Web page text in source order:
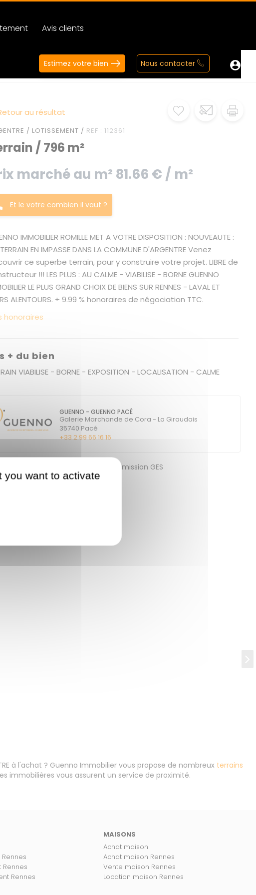
Avis clients
Estimez votre bien Nous contacter
au résultat
/ LOTISSEMENT / REF : 112361
/ 796 m²
marché au m² 81.66 € / m²
Et le votre combien il vaut ?
IMMOBILIER ROMILLE MET A VOTRE DISPOSITION : NOUVEAUTE :
EN IMPASSE DANS LA COMMUNE D'ARGENTRE Venez
ce superbe terrain, pour y construire votre projet. LIBRE de
!!! LES PLUS : AU CALME - VIABILISE - BORNE GUENNO
LE PLUS GRAND CHOIX DE BIENS SUR RENNES - LAVAL ET
ALENTOURS. + 9.99 % honoraires de négociation TTC.
honoraires
+ du bien
VIABILISE - BORNE - EXPOSITION - LOCALISATION - CALME
GUENNO - GUENNO PACÉ
Galerie Marchande de Cora - La Giraudais
35740 Pacé
+33 2 99 66 16 16
Emission GES
à l'achat ? Guenno Immobilier vous propose de nombreux terrains
immobilières vous assurent un service de proximité.
Rennes
MAISONS
Achat maison
Achat maison Rennes
Vente maison Rennes
Location maison Rennes
you want to activate